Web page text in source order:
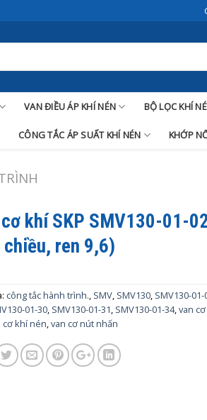
VAN ĐIỀU ÁP KHÍ NÉN BỘ LỌC KHÍ
CÔNG TẮC ÁP SUẤT KHÍ NÉN KHỚP
khí SKP SMV130-01-
chiều, ren 9,6)
công tắc hành trình., SMV, SMV130, SMV130-01-
01-30, SMV130-01-31, SMV130-01-34,van
cơ khí nén,van cơ nút nhấn